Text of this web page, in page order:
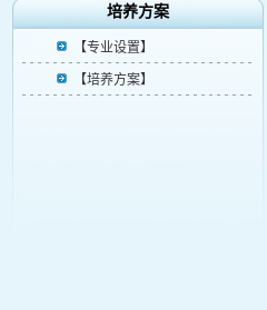
培养方案
【专业设置】
【培养方案】